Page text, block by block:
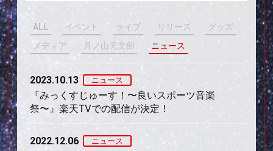
ALL イベント ライブ リリース
グッズ
メディア
月ノ山天文部 ニュース
2023.10.13 ニュース
『みっくすじゅーす！〜良いスポーツ音楽
祭〜』楽天TVでの配信が決定！
2022.12.06 ニュース